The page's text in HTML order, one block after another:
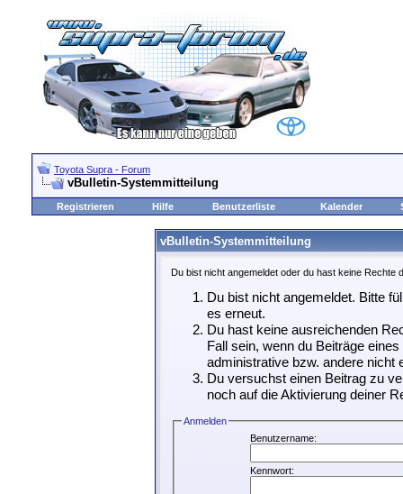
Toyota Supra - Forum
vBulletin-Systemmitteilung
Registrieren Hilfe Benutzerliste Kalender
vBulletin-Systemmitteilung
Du bist nicht angemeldet oder du hast keine Rechte
Du bist nicht angemeldet. Bitte
es erneut.
Du hast keine ausreichenden
Fall sein, wenn du Beiträge
administrative bzw. andere nicht
Du versuchst einen Beitrag zu
noch auf die Aktivierung deiner
Anmelden
Benutzername:
Kennwort: